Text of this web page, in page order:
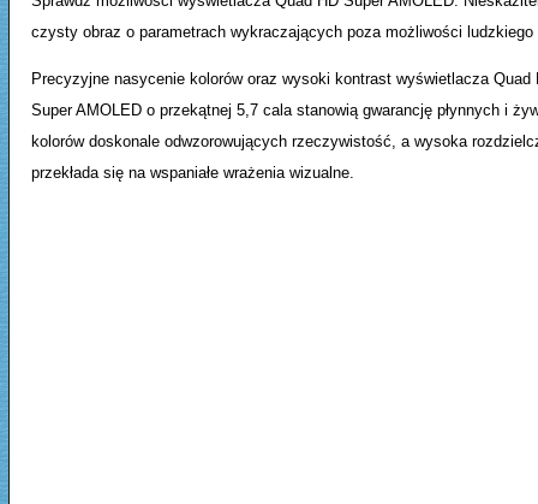
czysty obraz o parametrach wykraczających poza możliwości ludzkiego
Precyzyjne nasycenie kolorów oraz wysoki kontrast wyświetlacza Quad
Super AMOLED o przekątnej 5,7 cala stanowią gwarancję płynnych i
kolorów doskonale odwzorowujących rzeczywistość, a wysoka
przekłada się na wspaniałe wrażenia wizualne.